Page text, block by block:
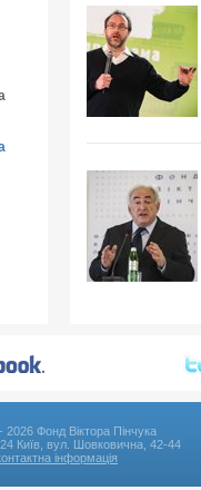
2026 Фонд Віктора Пінчука
Київ, вул. Шовковична, 42-44
інформація